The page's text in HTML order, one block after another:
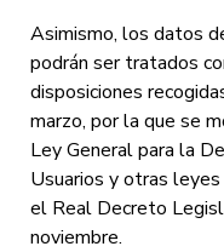
Asimismo, los datos
podrán ser tratados
disposiciones
marzo, por la que se
Ley General para la
Usuarios y otras
el Real Decreto
noviembre.